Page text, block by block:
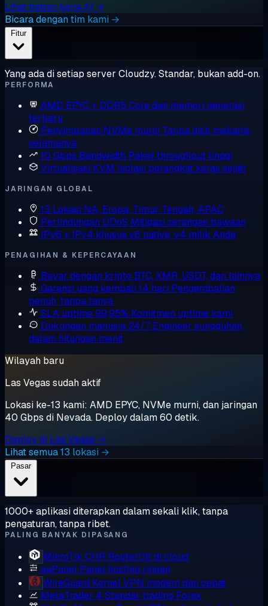
Lihat beban kerja AI →
Bicara dengan tim kami →
Fitur
Yang ada di setiap server Cloudzy. Standar, bukan add-on.
PERFORMA
AMD EPYC + DDR5 Core dan memori generasi
terbaru
Penyimpanan NVMe murni Tanpa disk mekanis,
selamanya
10 Gbps Bandwidth Paket throughput tinggi
Virtualisasi KVM Isolasi perangkat keras sejati
JARINGAN GLOBAL
13 Lokasi NA, Eropa, Timur Tengah, APAC
Perlindungan DDoS Mitigasi serangan bawaan
IPv6 + IPv4 khusus v6 native, v4 milik Anda
PENAGIHAN & KEPERCAYAAN
Bayar dengan kripto BTC, XMR, USDT, dan lainnya
Garansi uang kembali 14 hari Pengembalian
penuh, tanpa tanya
SLA uptime 99,95% Komitmen uptime kami
Dukungan manusia 24/7 Engineer sungguhan,
dalam hitungan menit
Wilayah baru
Las Vegas sudah aktif
Lokasi ke-13 kami: AMD EPYC, NVMe murni, dan jaringan
40 Gbps di Nevada. Deploy dalam 60 detik.
Deploy di Las Vegas →
Lihat semua 13 lokasi →
Pasar
1000+ aplikasi diterapkan dalam sekali klik, tanpa
pengaturan, tanpa ribet.
PALING BANYAK DIPASANG
MikroTik CHR RouterOS di cloud
aaPanel Panel hosting ringan
WireGuard Kernel VPN modern dan cepat
MetaTrader 4 Standar trading Forex